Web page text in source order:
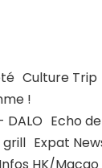
Culture Trip
!
DALO Echo
grill Expat
Infos HK/Macao